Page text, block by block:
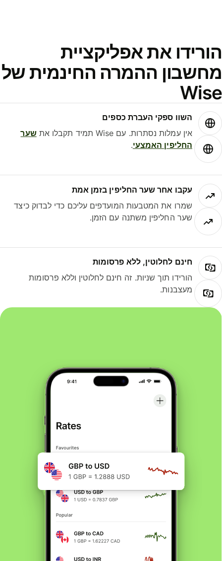
את אפליקציית
ההמרה החינמית של
השוו ספקי העברת כספים
אין עמלות נסתרות. עם Wise תמיד תקבלו את
שער
החליפין האמצעי.
עקבו אחר שער החליפין בזמן אמת
שמרו את המטבעות המועדפים עליכם כדי לבדוק כיצד
שער החליפין משתנה עם הזמן.
חינם לחלוטין, ללא פרסומות
הורידו תוך שניות. זה חינם לחלוטין וללא פרסומות
מעצבנות.